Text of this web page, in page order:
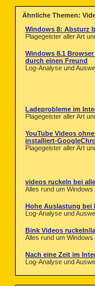
Ähnliche Themen:
Windows 8: Absturz
Plagegeister aller Art
Windows 8.1
durch einen Freund
Log-Analyse und
Ladeprobleme im
Plagegeister aller Art
YouTube Videos
installiert-
Plagegeister aller Art
videos ruckeln bei
Alles rund um
Hohe Auslastung bei
Log-Analyse und
Bink Videos ruckeln/
Alles rund um
Nach eine Zeit im
Log-Analyse und